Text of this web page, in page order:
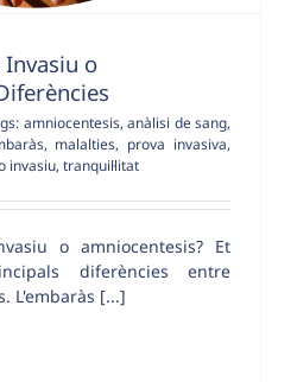
Invasiu o
amniocentesis, anàlisi de sang,
, malalties, prova invasiva,
invasiu, tranquil·litat
o amniocentesis? Et
diferències entre
L'embaràs [...]